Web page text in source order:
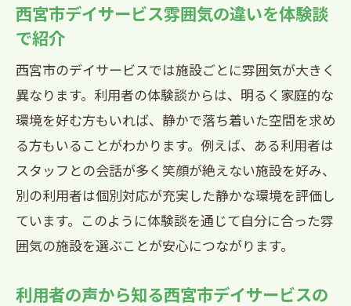
西宮市デイサービス雰囲気の違いを体験談
で紹介
西宮市のデイサービスでは施設ごとに雰囲気が大きく
異なります。利用者の体験談からは、明るく家庭的な
環境を好む方もいれば、静かで落ち着いた空間を求め
る方もいることがわかります。例えば、ある利用者は
スタッフとの会話が多く笑顔が絶えない施設を好み、
別の利用者は個別対応が充実した静かな環境を評価し
ています。このように体験談を通じて自分に合った雰
囲気の施設を選ぶことが安心につながります。
利用者の声から知る西宮市デイサービスの